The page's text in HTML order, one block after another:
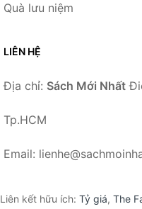
Quà lưu niệm
LIÊN HỆ
Địa chỉ: Sách Mới Nhất
Tp.HCM
Email:
Liên kết hữu ích: Tỷ giá, The